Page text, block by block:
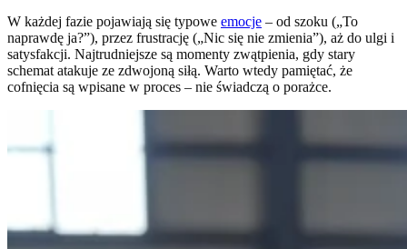
W każdej fazie pojawiają się typowe emocje – od szoku („To
naprawdę ja?”), przez frustrację („Nic się nie zmienia”), aż do ulgi i
satysfakcji. Najtrudniejsze są momenty zwątpienia, gdy stary
schemat atakuje ze zdwojoną siłą. Warto wtedy pamiętać, że
cofnięcia są wpisane w proces – nie świadczą o porażce.